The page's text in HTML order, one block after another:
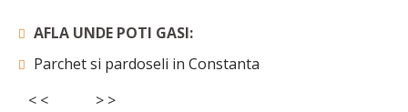
AFLA UNDE POTI GASI:
Parchet si pardoseli in Constanta
< <
> >